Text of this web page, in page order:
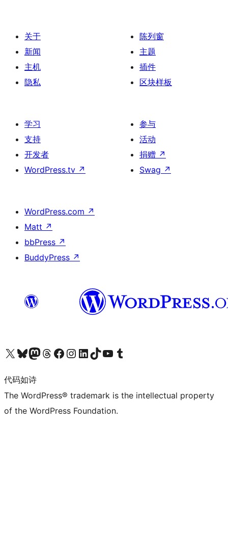
关于
新闻
主机
隐私
陈列窗
主题
插件
区块样板
学习
支持
开发者
WordPress.tv ↗
参与
活动
捐赠 ↗
Swag ↗
WordPress.com ↗
Matt ↗
bbPress ↗
BuddyPress ↗
关注我们的 X（原 Twitter）账号访问我们的 Bluesky 账号关注我们的 Mastodon 账号访问我们的 Threads 账号 访问我们的 Facebook 公共主页关注我们的 Instagram 账号 关注我们的 LinkedIn 主页访问我们的 TikTok 账号访问我们的 YouTube 频道 访问我们的 Tumblr 账号
代码如诗
The WordPress® trademark is the intellectual property
of the WordPress Foundation.